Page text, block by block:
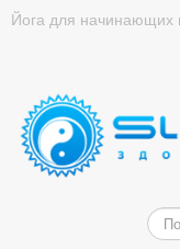
Йога для начинающих